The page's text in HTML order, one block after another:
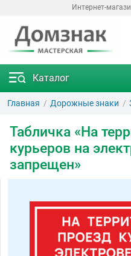
Интернет-
Каталог
Главная Дорожные знаки
Табличка «На
курьеров на
запрещен»